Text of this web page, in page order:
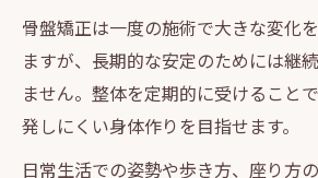
骨盤矯正は一度の施術で大きな変化
ますが、長期的な安定のためには継
ません。整体を定期的に受けること
発しにくい身体作りを目指せます。
日常生活での姿勢や歩き方、座り方